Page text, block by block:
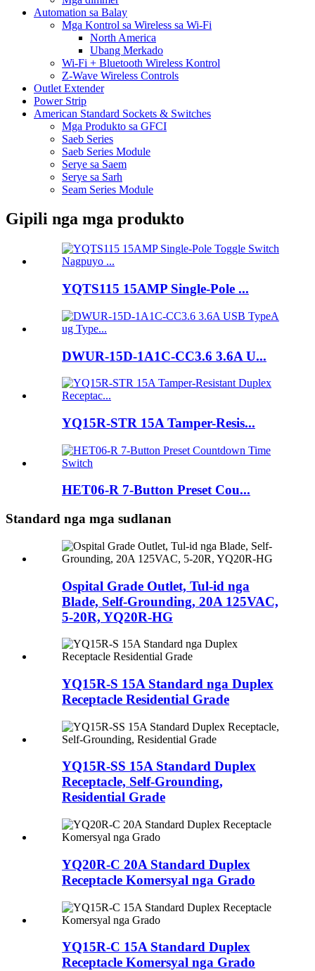
Automation sa Balay
Mga Kontrol sa Wireless sa Wi-Fi
North America
Ubang Merkado
Wi-Fi + Bluetooth Wireless Kontrol
Z-Wave Wireless Controls
Outlet Extender
Power Strip
American Standard Sockets & Switches
Mga Produkto sa GFCI
Saeb Series
Saeb Series Module
Serye sa Saem
Serye sa Sarh
Seam Series Module
Gipili nga mga produkto
YQTS115 15AMP Single-Pole ...
DWUR-15D-1A1C-CC3.6 3.6A U...
YQ15R-STR 15A Tamper-Resis...
HET06-R 7-Button Preset Cou...
Standard nga mga sudlanan
Ospital Grade Outlet, Tul-id nga
Blade, Self-Grounding, 20A 125VAC,
5-20R, YQ20R-HG
YQ15R-S 15A Standard nga Duplex
Receptacle Residential Grade
YQ15R-SS 15A Standard Duplex
Receptacle, Self-Grounding,
Residential Grade
YQ20R-C 20A Standard Duplex
Receptacle Komersyal nga Grado
YQ15R-C 15A Standard Duplex
Receptacle Komersyal nga Grado